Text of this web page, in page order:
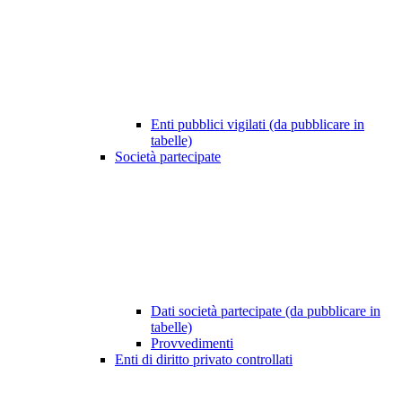
Enti pubblici vigilati (da pubblicare in
tabelle)
Società partecipate
Dati società partecipate (da pubblicare in
tabelle)
Provvedimenti
Enti di diritto privato controllati